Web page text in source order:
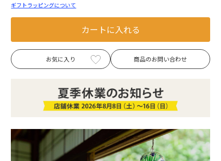
ギフトラッピングについて
カートに入れる
お気に入り 商品のお問い合わせ